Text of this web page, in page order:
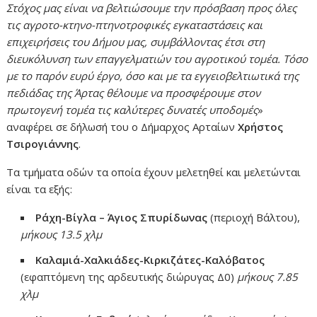
Στόχος μας είναι να βελτιώσουμε την πρόσβαση προς όλες
τις αγροτο-κτηνο-πτηνοτροφικές εγκαταστάσεις και
επιχειρήσεις του Δήμου μας, συμβάλλοντας έτσι στη
διευκόλυνση των επαγγελματιών του αγροτικού τομέα. Τόσο
με το παρόν ευρύ έργο, όσο και με τα εγγειοβελτιωτικά της
πεδιάδας της Άρτας θέλουμε να προσφέρουμε στον
πρωτογενή τομέα τις καλύτερες δυνατές υποδομές»
αναφέρει σε δήλωσή του ο Δήμαρχος ΑρταίωνΧρήστος
Τσιρογιάννης.
Τα τμήματα οδών τα οποία έχουν μελετηθεί και μελετώνται
είναι τα εξής:
Ράχη-Βίγλα – Άγιος Σπυρίδωνας(περιοχή Βάλτου),
μήκους 13.5 χλμ
Καλαμιά-Χαλκιάδες-Κιρκιζάτες-Καλόβατος
(εφαπτόμενη της αρδευτικής διώρυγας Δ0) μήκους 7.85
χλμ